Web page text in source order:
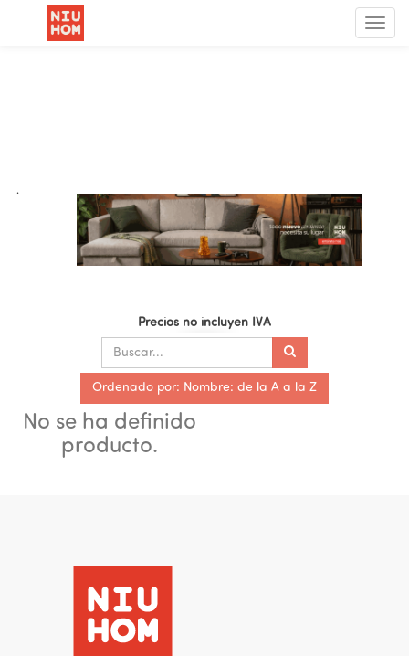
Menú
de
.
Precios no incluyen IVA
Ordenado por: Nombre: de la A a la Z
No se ha definido
producto.